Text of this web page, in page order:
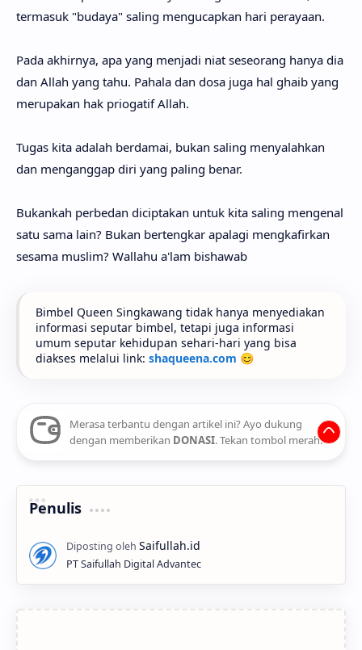
termasuk "budaya" saling mengucapkan hari perayaan.
Pada akhirnya, apa yang menjadi niat seseorang hanya dia
dan Allah yang tahu. Pahala dan dosa juga hal ghaib yang
merupakan hak priogatif Allah.
Tugas kita adalah berdamai, bukan saling menyalahkan
dan menganggap diri yang paling benar.
Bukankah perbedan diciptakan untuk kita saling mengenal
satu sama lain? Bukan bertengkar apalagi mengkafirkan
sesama muslim? Wallahu a'lam bishawab
Bimbel Queen Singkawang tidak hanya menyediakan
informasi seputar bimbel, tetapi juga informasi
umum seputar kehidupan sehari-hari yang bisa
diakses melalui link: shaqueena.com 😊
Merasa terbantu dengan artikel ini? Ayo dukung
dengan memberikan DONASI. Tekan tombol merah.
Penulis
PT Saifullah Digital Advantec